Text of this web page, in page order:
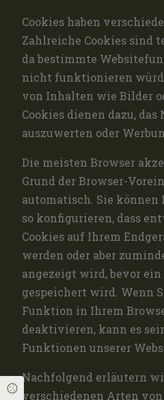
Cookies haben
Zahlreiche Cookies sind
da bestimmte
nicht funktionieren
von Inhalten wie Bilder
Cookies dienen dazu,
auszuwerten oder
Die meisten Browser
Grund der Browser-
automatisch. Sie können
so konfigurieren, dass
Cookies auf Ihrem
werden oder aber
angezeigt wird, bevor ein
gespeichert wird. Wenn
Funktion in Ihrem
deaktivieren, kann es
Funktionen unserer
Nachfolgend erläutern
verschiedenen Arten